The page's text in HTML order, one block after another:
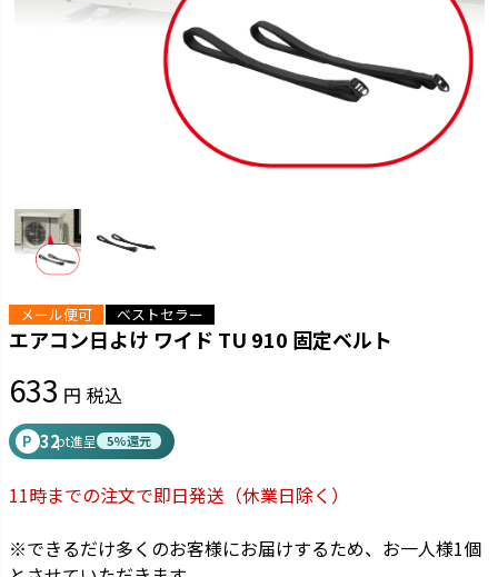
メール便可 ベストセラー
エアコン日よけ ワイド TU 910 固定ベルト
633 税込
P 32pt進呈 5%還元
11時までの注文で即日発送 （休業日除く）
※できるだけ多くのお客様にお届けするため、お一人様1個